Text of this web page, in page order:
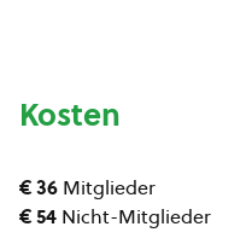
Kosten
€ 36 Mitglieder
€ 54 Nicht-Mitglieder